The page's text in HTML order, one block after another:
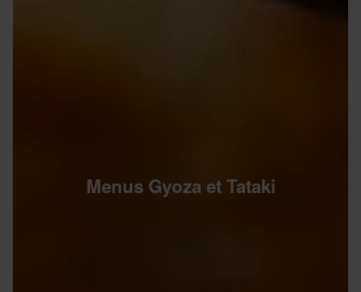
Menus Gyoza et Tataki